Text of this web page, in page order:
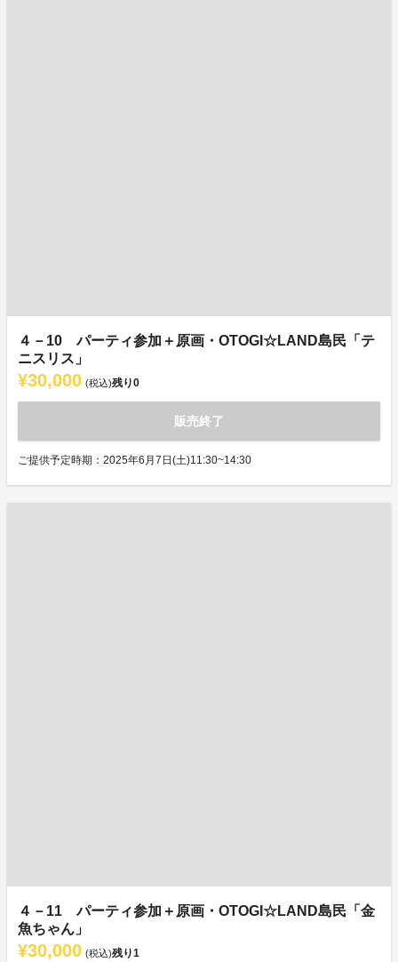
４－10 パーティ参加＋原画・OTOGI☆LAND島民「テ
ニスリス」
¥30,000 (税込)残り0
販売終了
ご提供予定時期：2025年6月7日(土)11:30~14:30
４－11 パーティ参加＋原画・OTOGI☆LAND島民「金
魚ちゃん」
¥30,000 (税込)残り1